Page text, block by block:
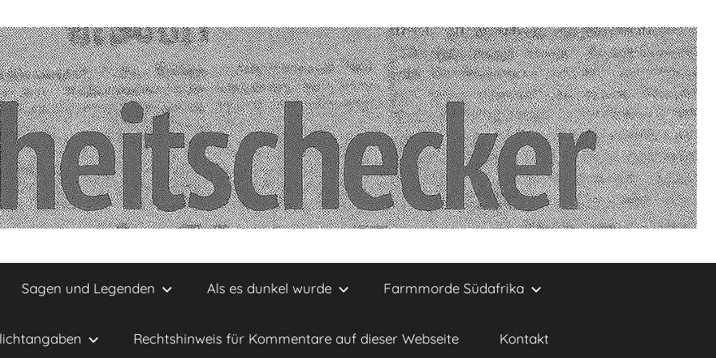
Sagen und Legenden Als es dunkel wurde Farmmorde Südafrika
Rechtshinweis für Kommentare auf dieser Webseite Kontakt